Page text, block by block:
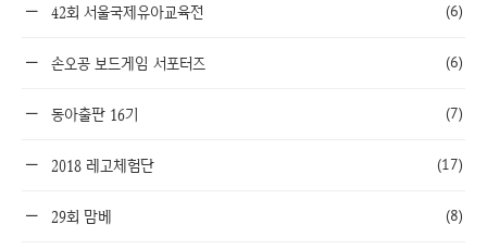
42회 서울국제유아교육전 (6)
손오공 보드게임 서포터즈 (6)
동아출판 16기 (7)
2018 레고체험단 (17)
29회 맘베 (8)